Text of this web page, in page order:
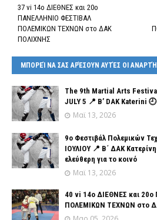
37 vi 14ο ΔΙΕΘΝΕΣ και 20ο
ΠΑΝΕΛΛΗΝΙΟ ΦΕΣΤΙΒΑΛ
ΠΟΛΕΜΙΚΩΝ ΤΕΧΝΩΝ στο ΔΑΚ
ΠΟΛΙΧΝΗΣ
ΜΠΟΡΕΊ ΝΑ ΣΑΣ ΑΡΈΣΟΥΝ ΑΥΤΈΣ ΟΙ
The 9th Martial Arts
JULY 5 📍 B’ DAK Katerini
Μαϊ 13, 2026
9ο Φεστιβάλ Πολεμικών
ΙΟΥΛΙΟΥ 📍 Β΄ ΔΑΚ
ελεύθερη για το κοινό
Μαϊ 13, 2026
40 vi 14ο ΔΙΕΘΝΕΣ και
ΠΟΛΕΜΙΚΩΝ ΤΕΧΝΩΝ στο